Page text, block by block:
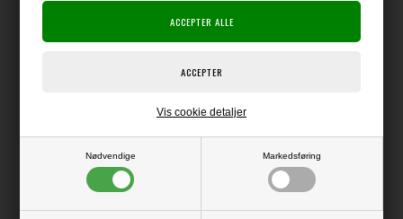
Nødvendige Markedsføring
Vis cookie detaljer
Pakke med 8 ark papir i str. 30x30 cm.